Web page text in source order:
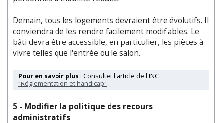
Demain, tous les logements devraient être évolutifs. Il
conviendra de les rendre facilement modifiables. Le
bâti devra être accessible, en particulier, les pièces à
vivre telles que l'entrée ou le salon.
Pour en savoir plus : Consulter l'article de l'INC
"Réglementation et handicap"
5 - Modifier la politique des recours
administratifs